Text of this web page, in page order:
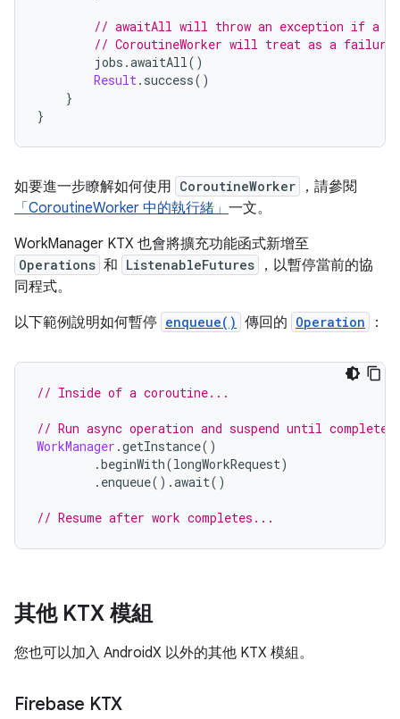
// awaitAll will throw an exception if a
// CoroutineWorker will treat as a failure
jobs .awaitAll()
Result. success()
}
}
如要進一步瞭解如何使用 CoroutineWorker
，請參閱
「CoroutineWorker 中的執行緒」 一文。
WorkManager KTX 也會將擴充功能函式新增至
Operations 和 ListenableFutures
，以暫停當前的協
同程式。
以下範例說明如何暫停 enqueue() 傳回的 Operation ：
// Inside of a coroutine...
// Run async operation and suspend until
WorkManager .getInstance()
.beginWith(longWorkRequest)
. enqueue().await()
// Resume after work completes...
其他 KTX 模組
您也可以加入 AndroidX 以外的其他 KTX 模組。
Firebase KTX